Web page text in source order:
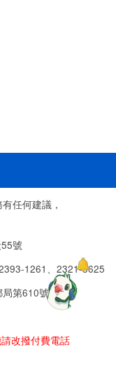
任何建議，
號
1261、2321-3625
第610號信箱
改撥付費電話